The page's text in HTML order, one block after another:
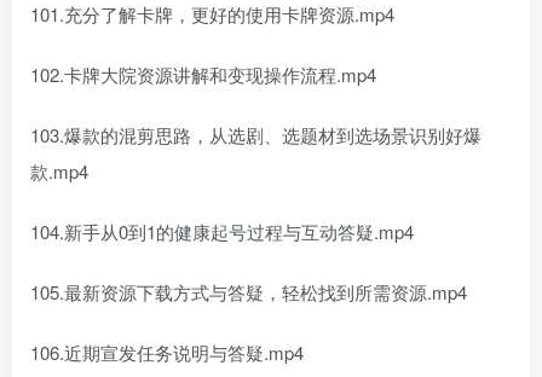
101.充分了解卡牌，更好的使用卡牌资源.mp4
102.卡牌大院资源讲解和变现操作流程.mp4
103.爆款的混剪思路，从选剧、选题材到选场景识别好爆
款.mp4
104.新手从0到1的健康起号过程与互动答疑.mp4
105.最新资源下载方式与答疑，轻松找到所需资源.mp4
106.近期宣发任务说明与答疑.mp4